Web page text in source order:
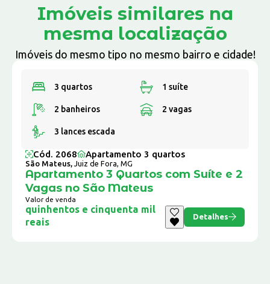
Imóveis similares na
mesma localização
Imóveis do mesmo tipo no mesmo bairro e cidade!
3 quartos 1 suíte
2 banheiros 2 vagas
3 lances escada
Cód. 2068 Apartamento 3 quartos
São Mateus, Juiz de Fora, MG
Apartamento 3 Quartos com Suíte e 2
Vagas no São Mateus
Valor de venda
quinhentos e cinquenta mil
reais
Detalhes